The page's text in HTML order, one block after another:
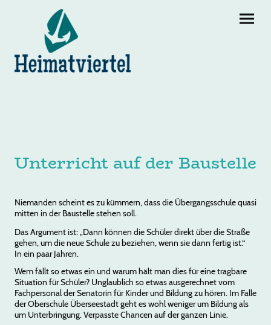
Unterricht auf der Baustelle
Niemanden scheint es zu kümmern, dass die Übergangsschule quasi
mitten in der Baustelle stehen soll.
Das Argument ist: „Dann können die Schüler direkt über die Straße
gehen, um die neue Schule zu beziehen, wenn sie dann fertig ist.“
In ein paar Jahren.
Wem fällt so etwas ein und warum hält man dies für eine tragbare
Situation für Schüler? Unglaublich so etwas ausgerechnet vom
Fachpersonal der Senatorin für Kinder und Bildung zu hören. Im Falle
der Oberschule Überseestadt geht es wohl weniger um Bildung als
um Unterbringung. Verpasste Chancen auf der ganzen Linie.